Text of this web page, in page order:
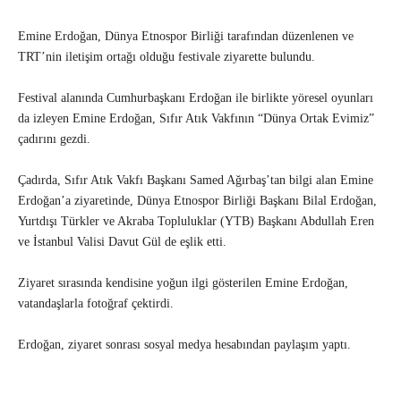
Emine Erdoğan, Dünya Etnospor Birliği tarafından düzenlenen ve
TRT’nin iletişim ortağı olduğu festivale ziyarette bulundu.
Festival alanında Cumhurbaşkanı Erdoğan ile birlikte yöresel oyunları
da izleyen Emine Erdoğan, Sıfır Atık Vakfının “Dünya Ortak Evimiz”
çadırını gezdi.
Çadırda, Sıfır Atık Vakfı Başkanı Samed Ağırbaş’tan bilgi alan Emine
Erdoğan’a ziyaretinde, Dünya Etnospor Birliği Başkanı Bilal Erdoğan,
Yurtdışı Türkler ve Akraba Topluluklar (YTB) Başkanı Abdullah Eren
ve İstanbul Valisi Davut Gül de eşlik etti.
Ziyaret sırasında kendisine yoğun ilgi gösterilen Emine Erdoğan,
vatandaşlarla fotoğraf çektirdi.
Erdoğan, ziyaret sonrası sosyal medya hesabından paylaşım yaptı.